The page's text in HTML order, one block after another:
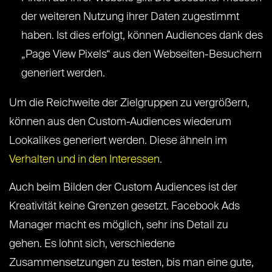
der weiteren Nutzung ihrer Daten zugestimmt
haben. Ist dies erfolgt, können Audiences dank des
„Page View Pixels“ aus den Webseiten-Besuchern
generiert werden.
Um die Reichweite der Zielgruppen zu vergrößern,
können aus den Custom-Audiences wiederum
Lookalikes generiert werden. Diese ähneln im
Verhalten und in den Interessen.
Auch beim Bilden der Custom Audiences ist der
Kreativität keine Grenzen gesetzt. Facebook Ads
Manager macht es möglich, sehr ins Detail zu
gehen. Es lohnt sich, verschiedene
Zusammensetzungen zu testen, bis man eine gute,